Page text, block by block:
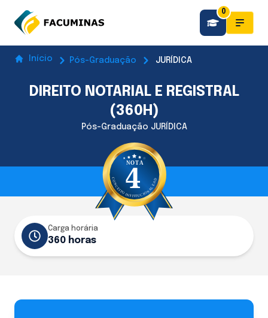
0
Início Pós-Graduação JURÍDICA
DIREITO NOTARIAL E REGISTRAL
(360H)
Pós-Graduação JURÍDICA
Carga horária
360 horas